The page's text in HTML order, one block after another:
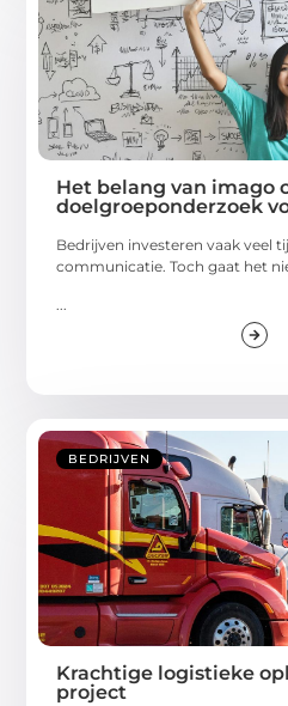
Het belang van imago
doelgroeponderzoek
Bedrijven investeren vaak veel
communicatie. Toch gaat het
...
BEDRIJVEN
Krachtige logistieke
project